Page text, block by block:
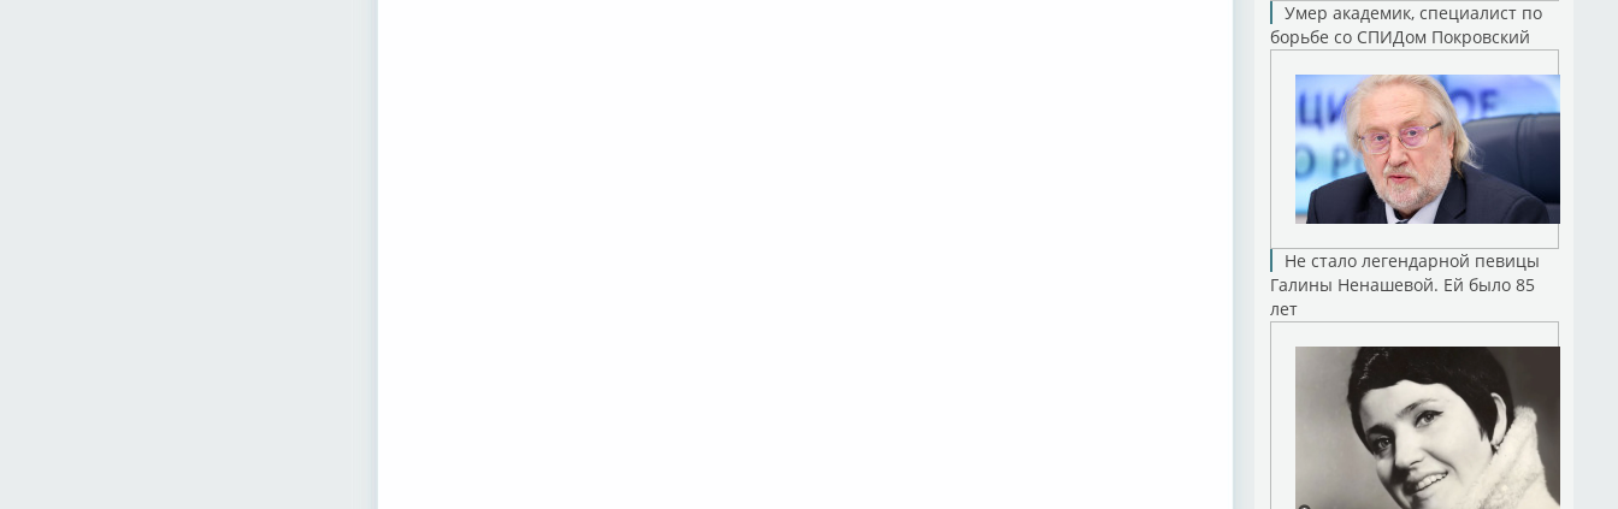
Умер академик, специалист по
борьбе со СПИДом Покровский
Не стало легендарной певицы
Галины Ненашевой. Ей было 85
лет